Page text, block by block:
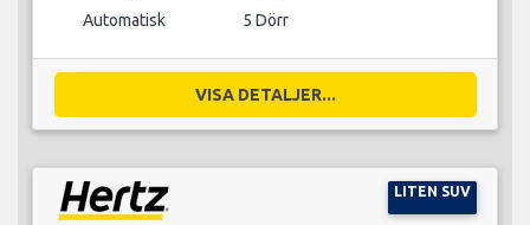
Automatisk 5 Dörr
VISA DETALJER...
LITEN SUV